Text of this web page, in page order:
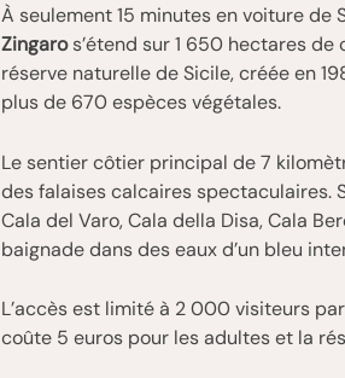
À seulement 15 minutes en voiture de
Zingaros’étend sur 1 650 hectares
réserve naturelle de Sicile, créée en
plus de 670 espèces végétales.
Le sentier côtier principal de 7
des falaises calcaires spectaculaires.
Cala del Varo, Cala della Disa, Cala
baignade dans des eaux d’un bleu
L’accès est limité à 2 000 visiteurs
coûte 5 euros pour les adultes et la